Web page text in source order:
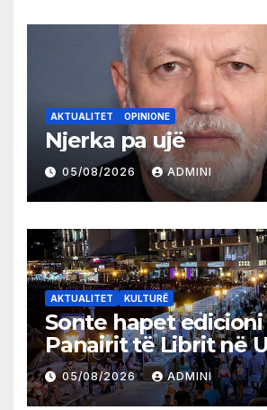
AKTUALITET OPINIONE
Njerka pa ujë
05/08/2026 ADMINI
AKTUALITET KULTURË
Sonte hapet edicioni
Panairit të Librit në
05/08/2026 ADMINI